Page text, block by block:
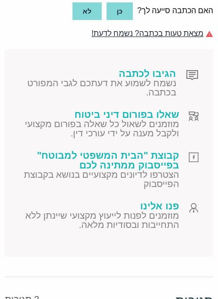
האם הכתבה סייעה לך? כן לא
מצאת טעות בכתבה? נשמח לדעת!
הגיבו לכתבה
נשמח לשמוע את דעתכם לגבי המפורט
בכתבה.
שאלו בפורום דיני ביטוח
מוזמנים לשאול כל שאלה בפורום מקצועי
ולקבל מענה על ידי עורכי דין.
קבוצת "הבית המשפטי למבוטח"
בפייסבוק ממתינה לכם
הצטרפו לדיונים מקצועיים בנושא בקבוצת
הפייסבוק
פנו אלינו
מוזמנים לפנות לייעוץ מקצועי שיינתן ללא
התחייבות ובסודיות מלאה.